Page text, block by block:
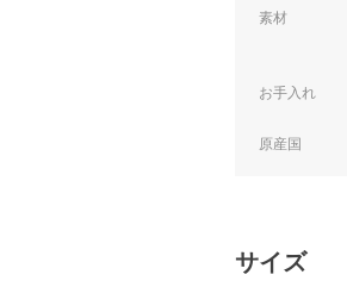
素材
お手入れ
原産国
サイズ